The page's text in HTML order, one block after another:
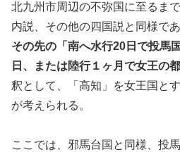
北九州市周辺の不弥国に至るま
内説、その他の四国説と同様であ
その先の「南へ水行20日で投馬
日、または陸行１ヶ月で女王の
釈として、「高知」を女王国と
が考えられる。
ここでは、邪馬台国と同様、投